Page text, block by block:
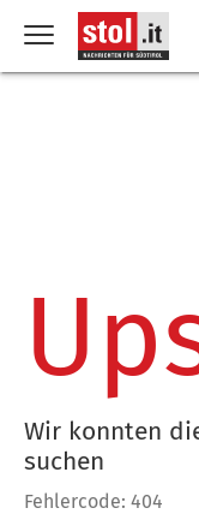
Wir konnten
suchen
Fehlercode: 404